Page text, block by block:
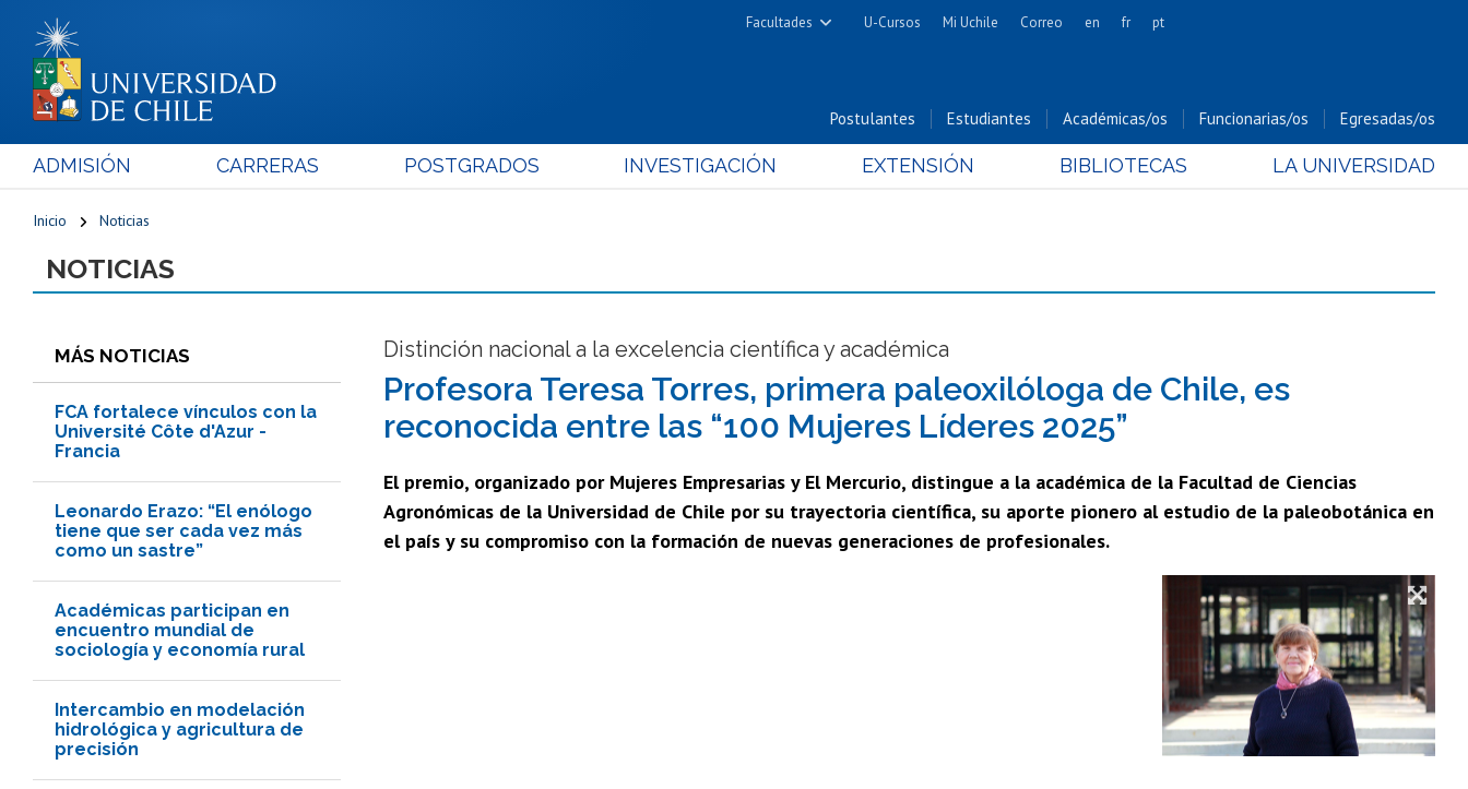
Facultades
Cs. Físicas y Matemáticas
Cs. Forestales y Conservación
Cs. Químicas y Farmacéuticas
Cs. Sociales
Estudios Avanzados en Educación
Nutrición y Tecnología de
Alimentos
Bachillerato
Hospital Clínico
U-Cursos Mi Uchile Correo en fr pt
Postulantes Estudiantes Académicas/os Funcionarias/os Egresadas/os
ADMISIÓN CARRERAS POSTGRADOS INVESTIGACIÓN EXTENSIÓN BIBLIOTECAS LA UNIVERSIDAD
Inicio Noticias
NOTICIAS
MÁS NOTICIAS
FCA fortalece vínculos con la
Université Côte d'Azur -
Francia
Leonardo Erazo: “El enólogo
tiene que ser cada vez más
como un sastre”
Académicas participan en
encuentro mundial de
sociología y economía rural
Intercambio en modelación
hidrológica y agricultura de
precisión
Distinción nacional a la excelencia científica y académica
Profesora Teresa Torres, primera paleoxilóloga de Chile, es
reconocida entre las “100 Mujeres Líderes 2025”
El premio, organizado por Mujeres Empresarias y El Mercurio, distingue a la académica de la Facultad de Ciencias
Agronómicas de la Universidad de Chile por su trayectoria científica, su aporte pionero al estudio de la paleobotánica en
el país y su compromiso con la formación de nuevas generaciones de profesionales.